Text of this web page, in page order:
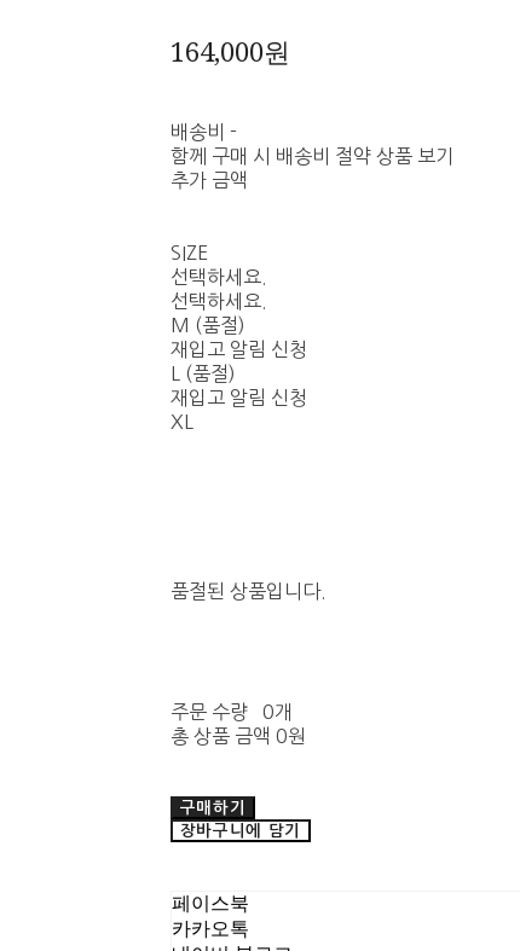
164,000원
배송비 -
함께 구매 시 배송비 절약 상품 보기
추가 금액
SIZE
선택하세요.
선택하세요.
M (품절)
재입고 알림 신청
L (품절)
재입고 알림 신청
XL
품절된 상품입니다.
주문 수량
0개
총 상품 금액 0원
구매하기
장바구니에 담기
페이스북
카카오톡